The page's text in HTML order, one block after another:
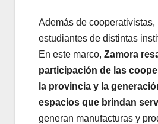
Además de cooperativistas,
estudiantes de distintas
En este marco, Zamora
participación de las
la provincia y la
espacios que brindan
generan manufacturas y